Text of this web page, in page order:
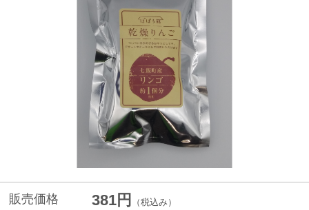
販売価格 381円 （税込み）